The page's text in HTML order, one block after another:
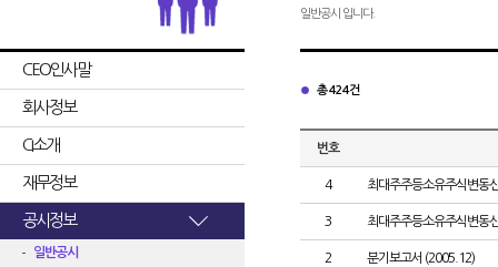
CEO인사말
회사정보
CI소개
재무정보
공시정보
일반공시
일반공시 입니다.
총 424건
번호
4 최대주주등소유주식변동
3 최대주주등소유주식변동
2 분기보고서 (2005.12)